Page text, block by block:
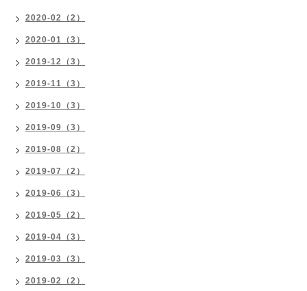
2020-02（2）
2020-01（3）
2019-12（3）
2019-11（3）
2019-10（3）
2019-09（3）
2019-08（2）
2019-07（2）
2019-06（3）
2019-05（2）
2019-04（3）
2019-03（3）
2019-02（2）